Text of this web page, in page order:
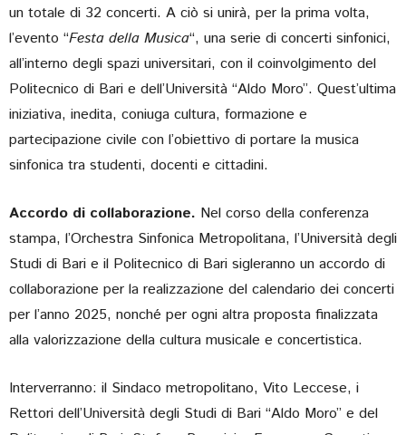
un totale di 32 concerti. A ciò si unirà, per la prima volta,
l’evento “Festa della Musica“, una serie di concerti sinfonici,
all’interno degli spazi universitari, con il coinvolgimento del
Politecnico di Bari e dell’Università “Aldo Moro”. Quest’ultima
iniziativa, inedita, coniuga cultura, formazione e
partecipazione civile con l’obiettivo di portare la musica
sinfonica tra studenti, docenti e cittadini.
Accordo di collaborazione. Nel corso della conferenza
stampa, l’Orchestra Sinfonica Metropolitana, l’Università degli
Studi di Bari e il Politecnico di Bari sigleranno un accordo di
collaborazione per la realizzazione del calendario dei concerti
per l’anno 2025, nonché per ogni altra proposta finalizzata
alla valorizzazione della cultura musicale e concertistica.
Interverranno: il Sindaco metropolitano, Vito Leccese, i
Rettori dell’Università degli Studi di Bari “Aldo Moro” e del